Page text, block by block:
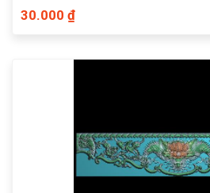
30.000 ₫